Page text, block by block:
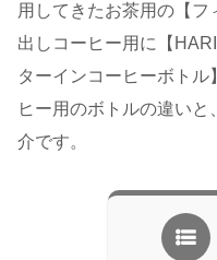
用してきたお茶用の【
出しコーヒー用に【
ターインコーヒーボト
ヒー用のボトルの違い
介です。